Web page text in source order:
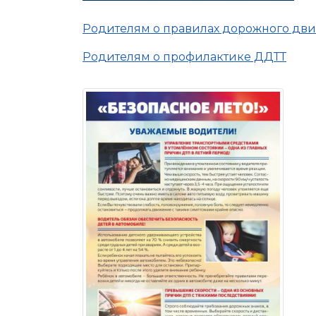
Родителям о правилах дорожного
Родителям о профилактике ДДТТ